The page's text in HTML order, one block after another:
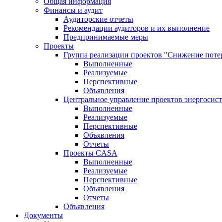
Финансы и аудит
Аудиторские отчеты
Рекомендации аудиторов и их выполнение
Предпринимаемые меры
Проекты
Группа реализации проектов "Снижение
Выполненные
Реализуемые
Перспективные
Объявления
Центральное управление проектов
Выполненные
Реализуемые
Перспективные
Объявления
Отчеты
Проекты CASA
Выполненные
Реализуемые
Перспективные
Объявления
Отчеты
Объявления
Документы